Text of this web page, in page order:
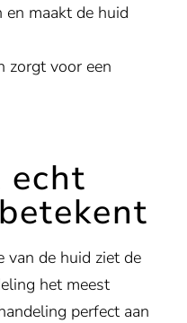
maakt de huid
zorgt voor een
echt
van de huid ziet de
het meest
perfect aan